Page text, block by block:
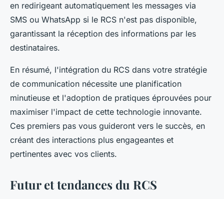
en redirigeant automatiquement les messages via
SMS ou WhatsApp si le RCS n'est pas disponible,
garantissant la réception des informations par les
destinataires.
En résumé, l'intégration du RCS dans votre stratégie
de communication nécessite une planification
minutieuse et l'adoption de pratiques éprouvées pour
maximiser l'impact de cette technologie innovante.
Ces premiers pas vous guideront vers le succès, en
créant des interactions plus engageantes et
pertinentes avec vos clients.
Futur et tendances du RCS